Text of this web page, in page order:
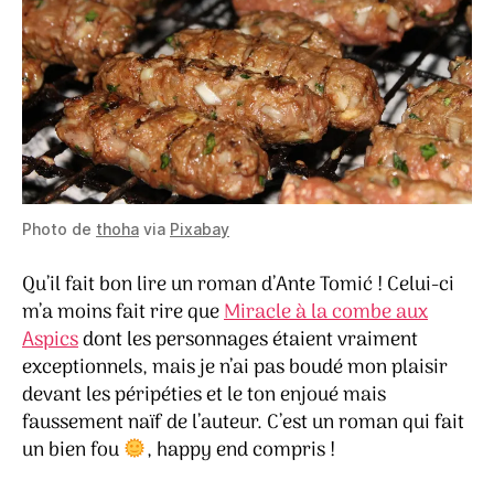
Photo de thoha via Pixabay
Qu’il fait bon lire un roman d’Ante Tomić ! Celui-ci
m’a moins fait rire queMiracle à la combe aux
Aspicsdont les personnages étaient vraiment
exceptionnels, mais je n’ai pas boudé mon plaisir
devant les péripéties et le ton enjoué mais
faussement naïf de l’auteur. C’est un roman qui fait
un bien fou
, happy end compris !